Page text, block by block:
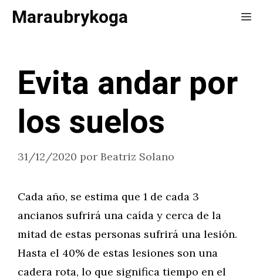
SaltarMaraubrykoga
Evita andar por
los suelos
31/12/2020 por Beatriz Solano
Cada año, se estima que 1 de cada 3
ancianos sufrirá una caída y cerca de la
mitad de estas personas sufrirá una lesión.
Hasta el 40% de estas lesiones son una
cadera rota, lo que significa tiempo en el